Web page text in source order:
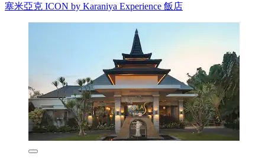
塞米亞克 ICON by Karaniya Experience 飯店